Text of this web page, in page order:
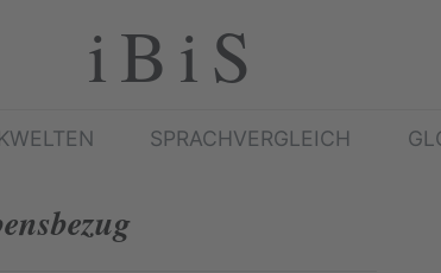
iBiS
SPRACHVERGLEICH